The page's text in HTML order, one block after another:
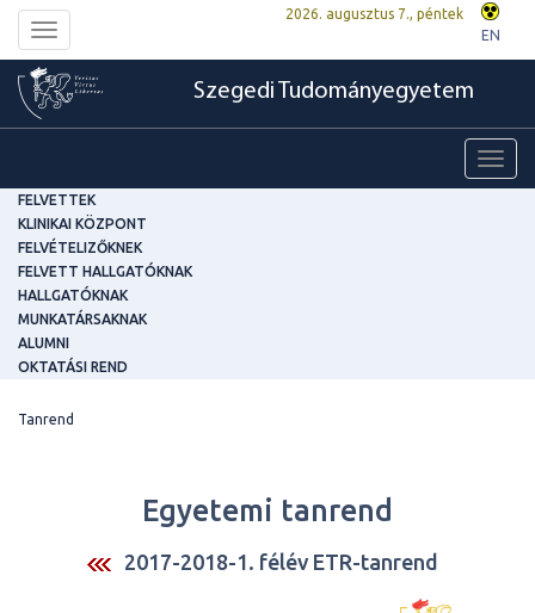
Toggle
navigation
2026. augusztus 7., péntek
EN
Szegedi Tudományegyetem
FELVETTEK
KLINIKAI KÖZPONT
FELVÉTELIZŐKNEK
FELVETT HALLGATÓKNAK
HALLGATÓKNAK
MUNKATÁRSAKNAK
ALUMNI
OKTATÁSI REND
Tanrend
Egyetemi tanrend
2017-2018-1. félév ETR-tanrend